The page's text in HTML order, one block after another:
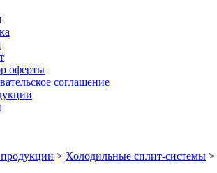
оферты
соглашение
> Холодильные сплит-системы >